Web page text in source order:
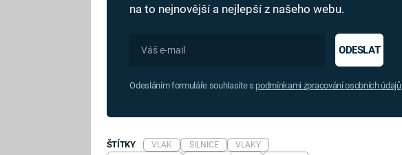
na to nejnovější a nejlepší z našeho webu.
ODESLAT
Odesláním formuláře souhlasíte s podmínkami zpracování osobních údajů
ŠTÍTKY VLAK SILNICE
VLAKY